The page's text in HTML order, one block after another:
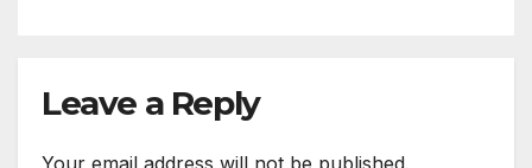
Leave a Reply